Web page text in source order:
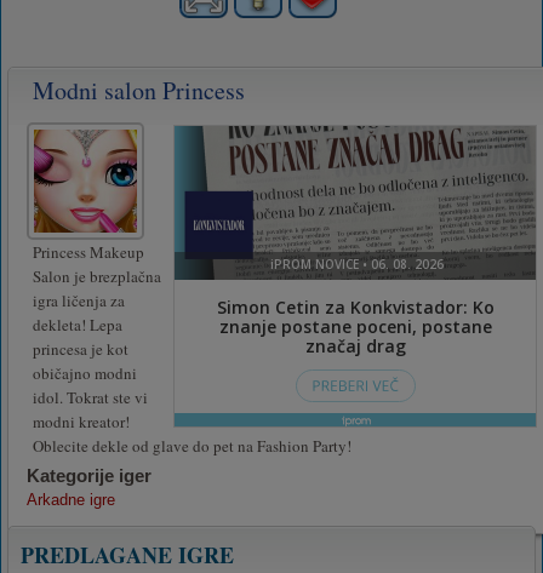
Modni salon Princess
Princess Makeup
Salon je brezplačna
igra ličenja za
dekleta! Lepa
princesa je kot
običajno modni
idol. Tokrat ste vi
modni kreator!
Oblecite dekle od glave do pet na Fashion Party!
Kategorije iger
Arkadne igre
PREDLAGANE IGRE